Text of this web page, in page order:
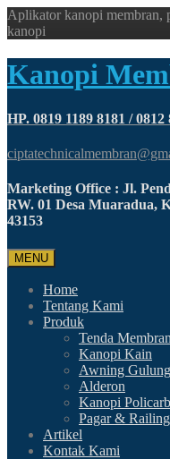
Aplikator kanopi membran,
kanopi
Kanopi
HP. 0819 1189 8181 / 0812
Marketing Office : Jl.
RW. 01 Desa Muaradua,
43153
MENU
Home
Tentang Kami
Produk
Tenda Membran
Kanopi Kain
Awning Gulung
Alderon
Kanopi
Pagar & Railing
Artikel
Kontak Kami